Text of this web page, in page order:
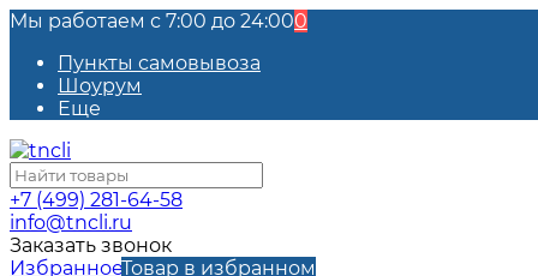
Мы работаем с 7:00 до 24:000
Пункты самовывоза
Шоурум
Еще
+7 (499) 281-64-58
info@tncli.ru
Заказать звонок
ИзбранноеТовар в избранном